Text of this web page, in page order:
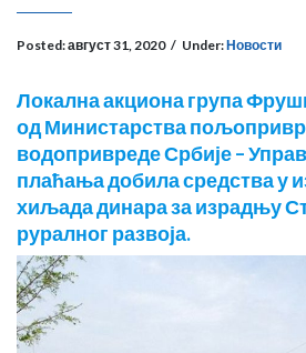
Posted:август 31, 2020 / Under:Новости
Локална акциона група
од Министарства
водопривреде Србије –
плаћања добила средства у
хиљада динара за израдњу
руралног развоја.